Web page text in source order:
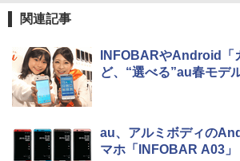
関連記事
INFOBARやAndroid「
ど、“選べる”au春モデ
au、アルミボディの
マホ「INFOBAR A03」